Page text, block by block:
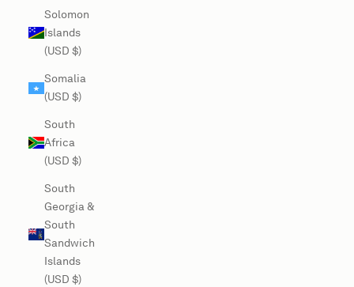
Solomon
Islands
(USD $)
Somalia
(USD $)
South
Africa
(USD $)
South
Georgia &
South
Sandwich
Islands
(USD $)